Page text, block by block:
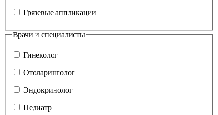
Грязевые аппликации
Врачи и специалисты
Гинеколог
Отоларинголог
Эндокринолог
Педиатр